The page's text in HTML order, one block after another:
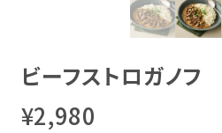
ビーフストロガノフ
¥2,980